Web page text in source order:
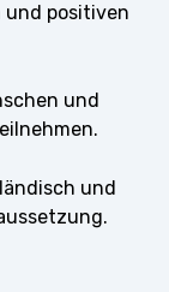
und positiven
und
und